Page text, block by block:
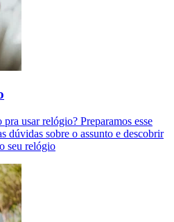
usar relógio? Preparamos esse
dúvidas sobre o assunto e descobrir
seu relógio